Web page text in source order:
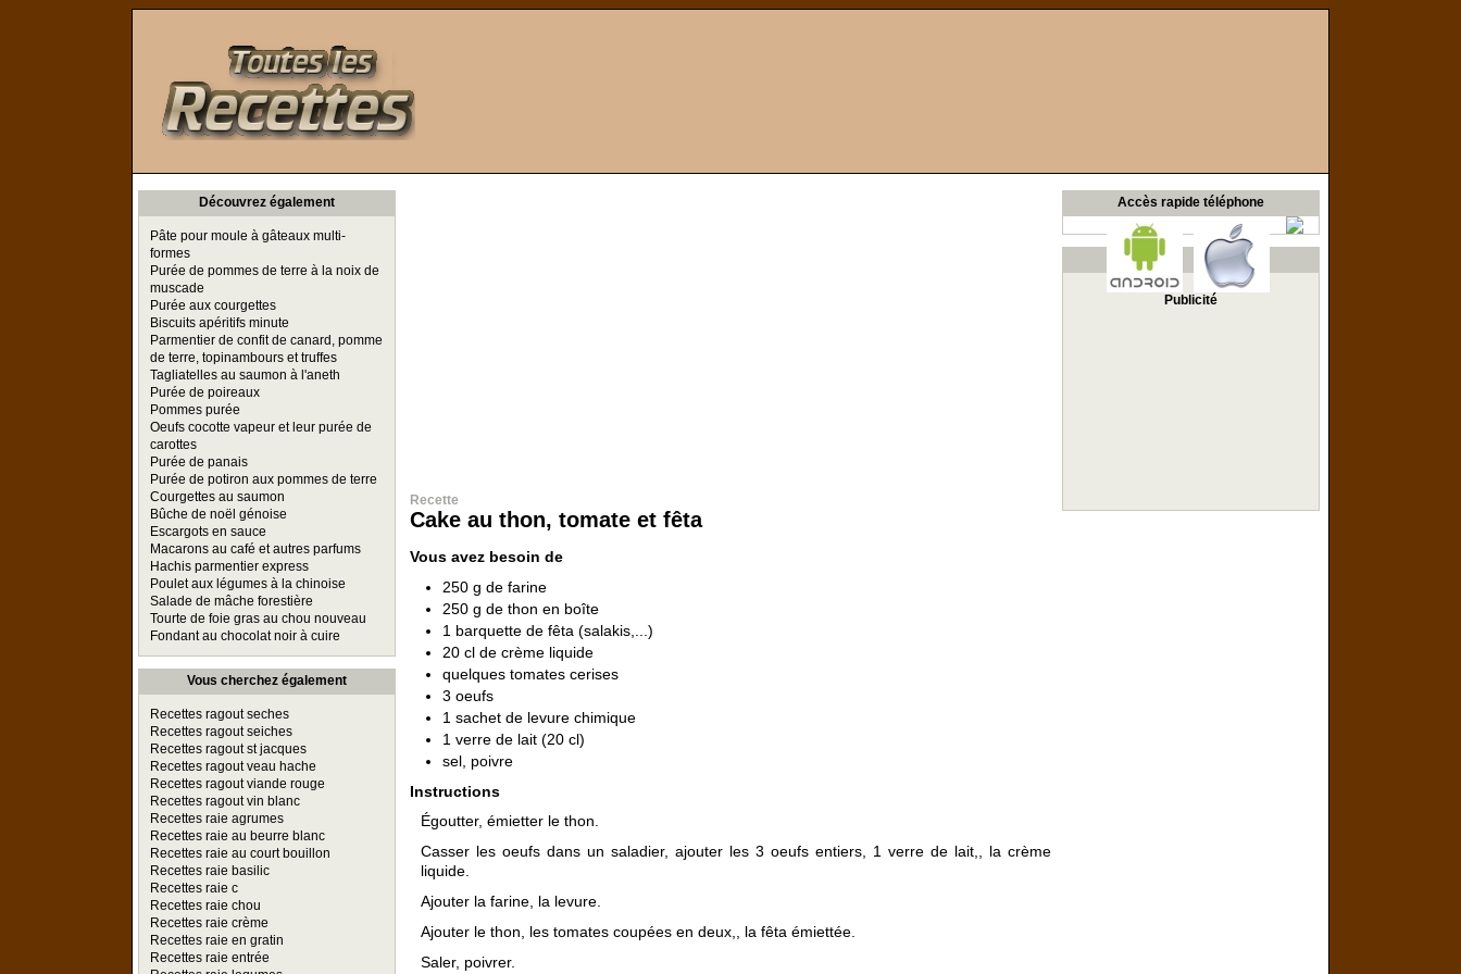
Découvrez également
Pâte pour moule à gâteaux multi-
formes
Purée de pommes de terre à la noix de
muscade
Purée aux courgettes
Biscuits apéritifs minute
Parmentier de confit de canard, pomme
de terre, topinambours et truffes
Tagliatelles au saumon à l'aneth
Purée de poireaux
Pommes purée
Oeufs cocotte vapeur et leur purée de
carottes
Purée de panais
Purée de potiron aux pommes de terre
Courgettes au saumon
Bûche de noël génoise
Escargots en sauce
Macarons au café et autres parfums
Hachis parmentier express
Poulet aux légumes à la chinoise
Salade de mâche forestière
Tourte de foie gras au chou nouveau
Fondant au chocolat noir à cuire
Vous cherchez également
Recettes ragout seches
Recettes ragout seiches
Recettes ragout st jacques
Recettes ragout veau hache
Recettes ragout viande rouge
Recettes ragout vin blanc
Recettes raie agrumes
Recettes raie au beurre blanc
Recettes raie au court bouillon
Recettes raie basilic
Recettes raie c
Recettes raie chou
Recettes raie crème
Recettes raie en gratin
Recettes raie entrée
Recette
Cake au thon, tomate et fêta
Vous avez besoin de
250 g de farine
250 g de thon en boîte
1 barquette de fêta (salakis,...)
20 cl de crème liquide
quelques tomates cerises
3 oeufs
1 sachet de levure chimique
1 verre de lait (20 cl)
sel, poivre
Instructions
Égoutter, émietter le thon.
Casser les oeufs dans un saladier, ajouter les 3 oeufs entiers, 1 verre de lait,, la crème
liquide.
Ajouter la farine, la levure.
Ajouter le thon, les tomates coupées en deux,, la fêta émiettée.
Saler, poivrer.
Accès rapide téléphone
Publicité